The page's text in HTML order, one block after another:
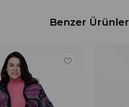
Benzer Ürünler